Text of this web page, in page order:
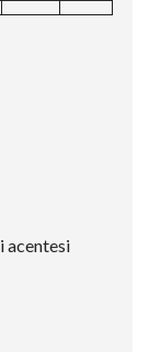
acentesi